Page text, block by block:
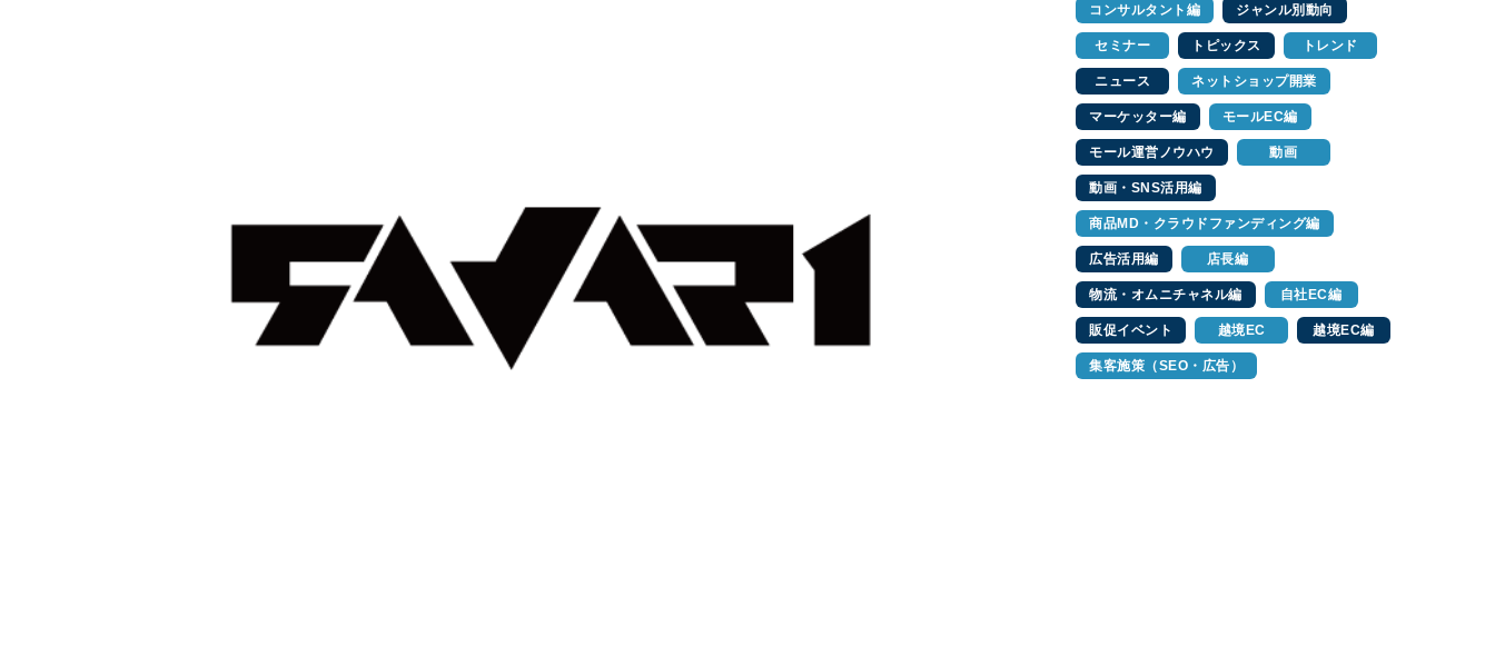
コンサルタント編 ジャンル別動向
セミナー トピックス トレンド
ニュース ネットショップ開業
マーケッター編 モールEC編
モール運営ノウハウ 動画
動画・SNS活用編
商品MD・クラウドファンディング編
広告活用編 店長編
物流・オムニチャネル編 自社EC編
販促イベント 越境EC 越境EC編
集客施策（SEO・広告）